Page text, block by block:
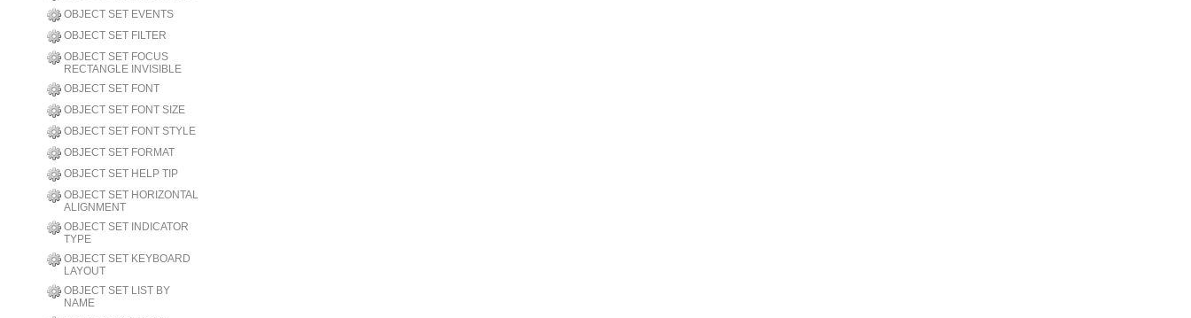
OBJECT SET EVENTS
OBJECT SET FILTER
OBJECT SET FOCUS
RECTANGLE INVISIBLE
OBJECT SET FONT
OBJECT SET FONT SIZE
OBJECT SET FONT STYLE
OBJECT SET FORMAT
OBJECT SET HELP TIP
OBJECT SET HORIZONTAL
ALIGNMENT
OBJECT SET INDICATOR
TYPE
OBJECT SET KEYBOARD
LAYOUT
OBJECT SET LIST BY
NAME